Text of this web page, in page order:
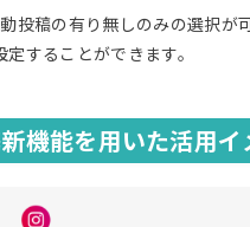
投稿の有り無しのみの選択
することができます。
機能を用いた活用イ